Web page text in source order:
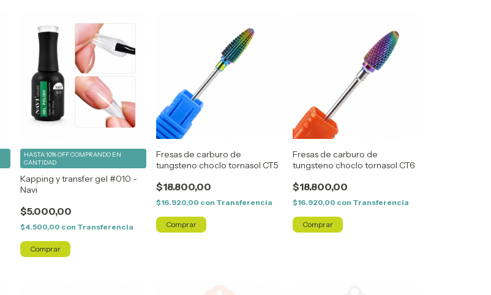
Kapping y transfer gel #010 -
Navi
$5.000,00
HASTA 10% OFFCOMPRANDO EN
CANTIDAD
$4.500,00 con Transferencia
Fresas de carburo de
tungsteno choclo tornasol CT5
$18.800,00
$16.920,00 con Transferencia
Fresas de carburo de
tungsteno choclo tornasol CT6
$18.800,00
$16.920,00 con Transferencia